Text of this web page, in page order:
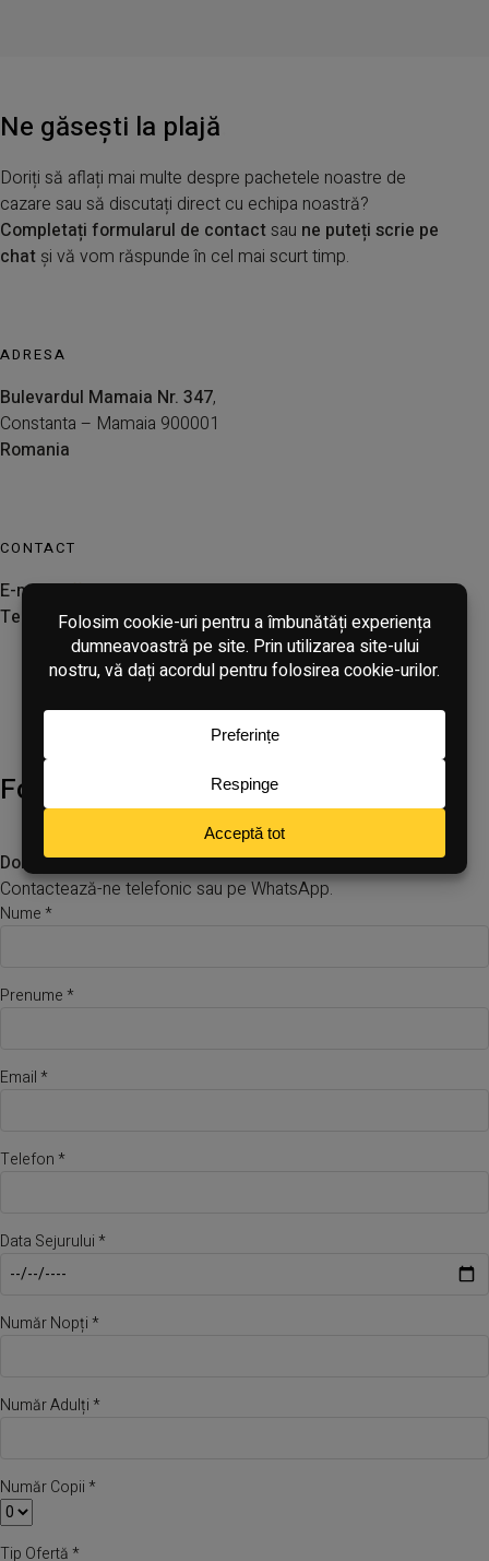
Ne găsești la plajă
Doriți să aflați mai multe despre pachetele noastre de
cazare sau să discutați direct cu echipa noastră?
Completați formularul de contactsau ne puteți scrie pe
chat și vă vom răspunde în cel mai scurt timp.
ADRESA
Bulevardul Mamaia Nr. 347,
Constanta – Mamaia 900001
Romania
CONTACT
E-mail:office@panoramicmamaia.ro
Tel:
+4 0749 158 158
Formular de contact
Dorești mai multe informații și să discuți cu noi?
Contactează-ne telefonic sau pe WhatsApp.
Nume *
Prenume *
Email *
Telefon *
Data Sejurului *
Număr Nopți *
Număr Adulți *
Număr Copii *
Tip Ofertă *